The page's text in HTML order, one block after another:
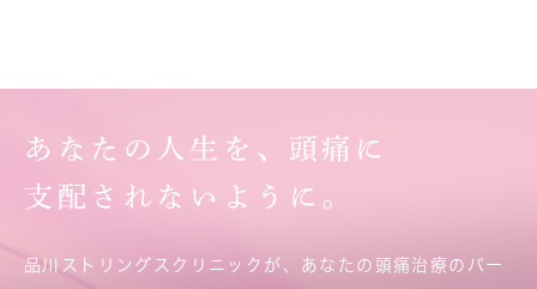
あなたの人生を、頭痛に
支配されないように。
品川ストリングスクリニックが、あなたの頭痛治療のパー